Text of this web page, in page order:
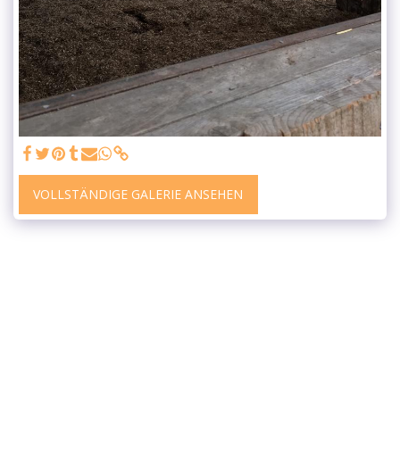
VOLLSTÄNDIGE GALERIE ANSEHEN